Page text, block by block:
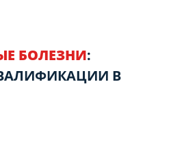
БОЛЕЗНИ:
В